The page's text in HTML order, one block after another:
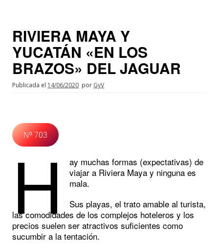
RIVIERA MAYA Y
YUCATÁN «EN LOS
BRAZOS» DEL JAGUAR
Publicada el 14/06/2020 por GyV
Nº 703
H
ay muchas formas (expectativas) de
viajar a Riviera Maya y ninguna es
mala.
Sus playas, el trato amable al turista,
las comodidades de los complejos hoteleros y los
precios suelen ser atractivos suficientes como
sucumbir a la tentación.